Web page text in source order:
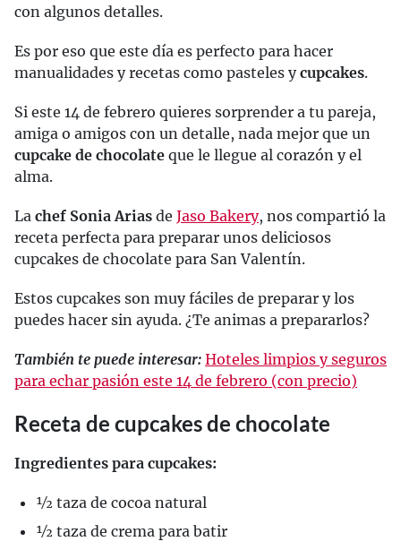
con algunos detalles.
Es por eso que este día es perfecto para hacer
manualidades y recetas como pasteles ycupcakes.
Si este 14 de febrero quieres sorprender a tu pareja,
amiga o amigos con un detalle, nada mejor que un
cupcake de chocolate que le llegue al corazón y el
alma.
La chef Sonia Arias de Jaso Bakery, nos compartió la
receta perfecta para preparar unos deliciosos
cupcakes de chocolate para San Valentín.
Estos cupcakes son muy fáciles de preparar y los
puedes hacer sin ayuda. ¿Te animas a prepararlos?
También te puede interesar: Hoteles limpios y seguros
para echar pasión este 14 de febrero (con precio)
Receta de cupcakes de chocolate
Ingredientes para cupcakes:
1⁄2 taza de cocoa natural
1⁄2 taza de crema para batir